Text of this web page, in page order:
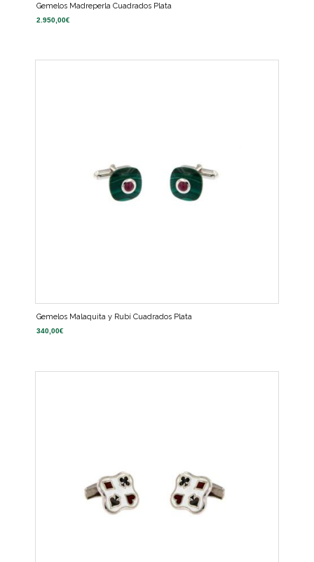
Gemelos Madreperla Cuadrados Plata
2.950,00€
Gemelos Malaquita y Rubí Cuadrados Plata
340,00€